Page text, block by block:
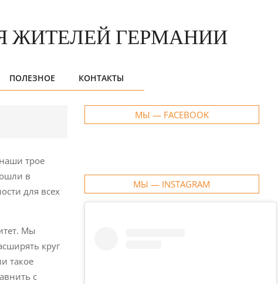
ПОЛЕЗНОЕ КОНТАКТЫ
трое
в
для всех
Мы
круг
такое
с
МЫ — FACEBOOK
МЫ — INSTAGRAM